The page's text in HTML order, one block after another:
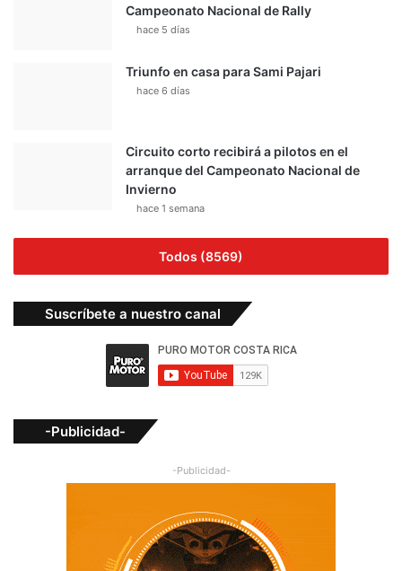
Campeonato Nacional de Rally
hace 5 días
Triunfo en casa para Sami Pajari
hace 6 días
Circuito corto recibirá a pilotos en el
arranque del Campeonato Nacional de
Invierno
hace 1 semana
Todos (8569)
Suscríbete a nuestro canal
-Publicidad-
-Publicidad-